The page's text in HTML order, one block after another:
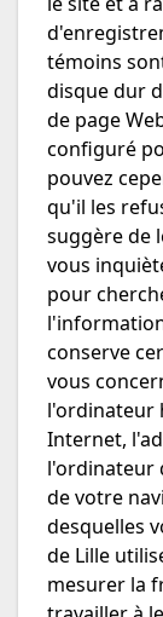
témoins
disque dur
de page
configuré
pouvez
qu'il les
suggère de
vous
pour
conserve
vous
l'ordinateur
Internet,
l'ordinateur
de votre
desquelles
de Lille
mesurer la